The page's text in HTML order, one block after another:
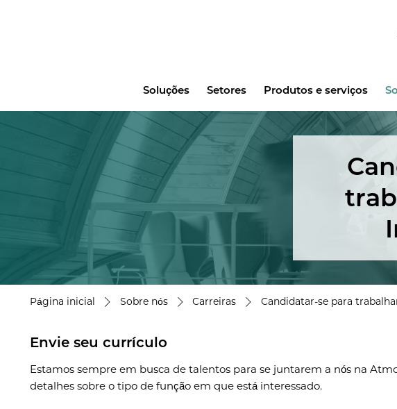
Soluções Setores Produtos e serviços
Página inicial Sobre nós Carreiras Candidatar-se para
Envie seu currículo
Estamos sempre em busca de talentos para se juntarem a nós na
detalhes sobre o tipo de função em que está interessado.